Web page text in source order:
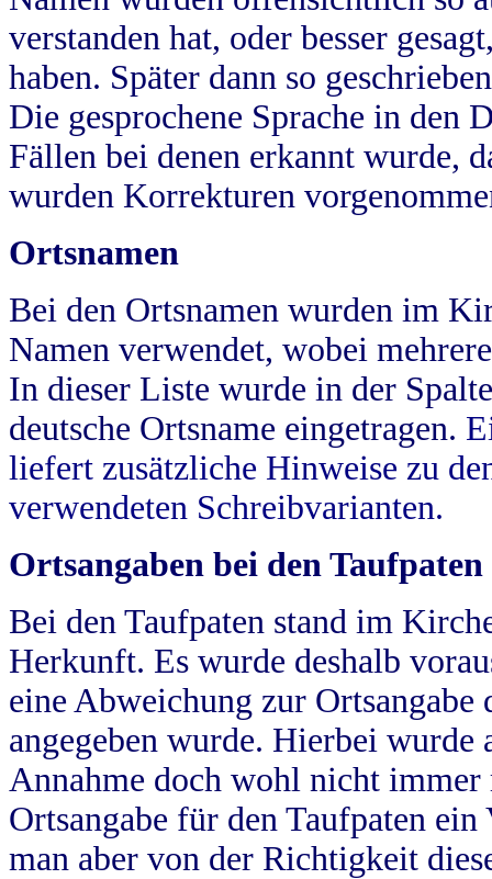
verstanden hat, oder besser
haben. Später dann so
Die gesprochene Sprache in
Fällen bei denen erkannt wurde,
wurden Korrekturen
Ortsnamen
Bei den Ortsnamen wurden im
Namen verwendet, wobei
In dieser Liste wurde in der
deutsche Ortsname eingetragen.
liefert zusätzliche Hinweise zu
verwendeten Schreibvarianten.
Ortsangaben bei den Taufpaten
Bei den Taufpaten stand im
Herkunft. Es wurde deshalb
eine Abweichung zur
angegeben wurde. Hierbei wurde
Annahme doch wohl nicht
Ortsangabe für den Taufpaten
man aber von der Richtigkeit